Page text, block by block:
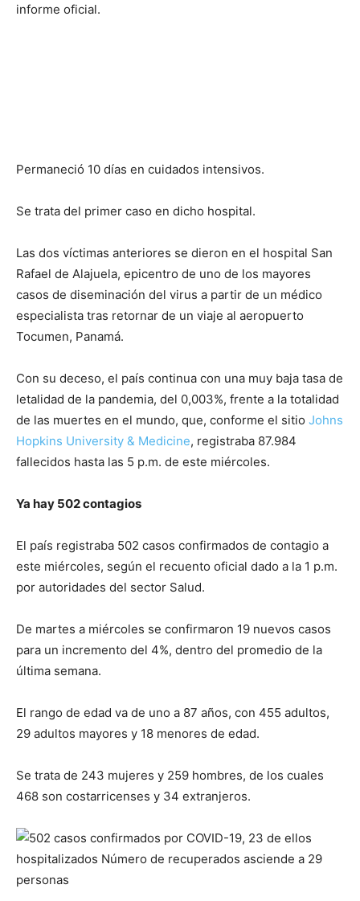
informe oficial.
Permaneció 10 días en cuidados intensivos.
Se trata del primer caso en dicho hospital.
Las dos víctimas anteriores se dieron en el hospital San
Rafael de Alajuela, epicentro de uno de los mayores
casos de diseminación del virus a partir de un médico
especialista tras retornar de un viaje al aeropuerto
Tocumen, Panamá.
Con su deceso, el país continua con una muy baja tasa de
letalidad de la pandemia, del 0,003%, frente a la totalidad
de las muertes en el mundo, que, conforme el sitio Johns
Hopkins University & Medicine, registraba 87.984
fallecidos hasta las 5 p.m. de este miércoles.
Ya hay 502 contagios
El país registraba 502 casos confirmados de contagio a
este miércoles, según el recuento oficial dado a la 1 p.m.
por autoridades del sector Salud.
De martes a miércoles se confirmaron 19 nuevos casos
para un incremento del 4%, dentro del promedio de la
última semana.
El rango de edad va de uno a 87 años, con 455 adultos,
29 adultos mayores y 18 menores de edad.
Se trata de 243 mujeres y 259 hombres, de los cuales
468 son costarricenses y 34 extranjeros.